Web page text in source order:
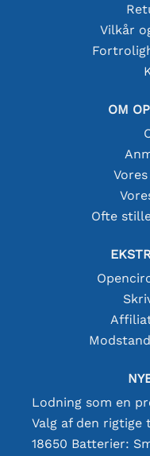
Vilkår
OM
Ofte